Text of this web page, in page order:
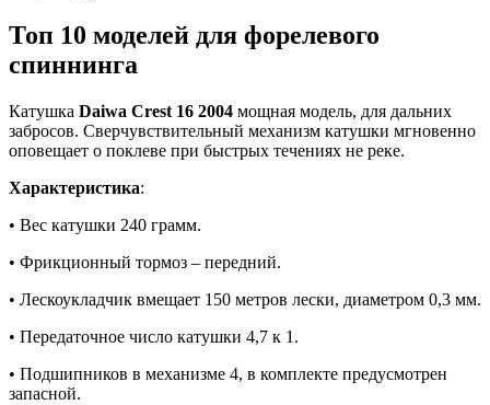
Топ 10 моделей для форелевого
спиннинга
Катушка Daiwa Crest 16 2004 мощная модель, для дальних
забросов. Сверчувствительный механизм катушки мгновенно
оповещает о поклеве при быстрых течениях не реке.
Характеристика:
• Вес катушки 240 грамм.
• Фрикционный тормоз – передний.
• Лескоукладчик вмещает 150 метров лески, диаметром 0,3 мм.
• Передаточное число катушки 4,7 к 1.
• Подшипников в механизме 4, в комплекте предусмотрен
запасной.